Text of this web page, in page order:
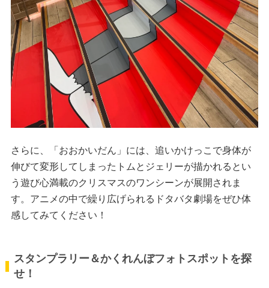
さらに、「おおかいだん」には、追いかけっこで身体が
伸びて変形してしまったトムとジェリーが描かれるとい
う遊び心満載のクリスマスのワンシーンが展開されま
す。アニメの中で繰り広げられるドタバタ劇場をぜひ体
感してみてください！
スタンプラリー＆かくれんぼフォトスポットを探
せ！